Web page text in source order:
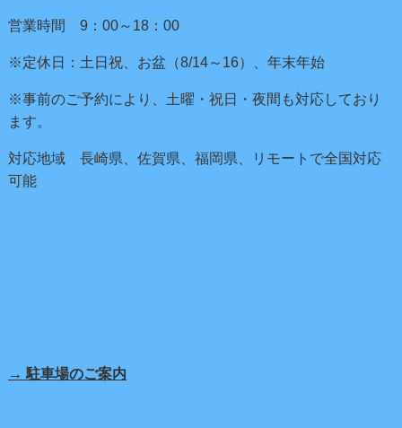
営業時間 9：00～18：00
※定休日：土日祝、お盆（8/14～16）、年末年始
※事前のご予約により、土曜・祝日・夜間も対応しており
ます。
対応地域 長崎県、佐賀県、福岡県、リモートで全国対応
可能
→ 駐車場のご案内